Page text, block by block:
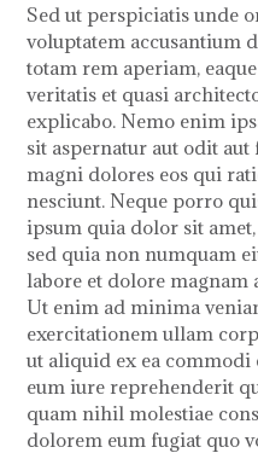
Sed ut perspiciatis unde
voluptatem accusantium
totam rem aperiam,
veritatis et quasi
explicabo. Nemo enim
sit aspernatur aut odit
magni dolores eos qui
nesciunt. Neque porro
ipsum quia dolor sit
sed quia non numquam
labore et dolore magnam
Ut enim ad minima
exercitationem ullam
ut aliquid ex ea commodi
eum iure reprehenderit
quam nihil molestiae
dolorem eum fugiat quo